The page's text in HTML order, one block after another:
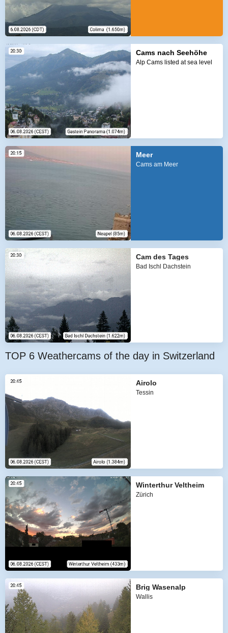
Cams nach Seehöhe
Alp Cams listed at sea level
Meer
Cams am Meer
Cam des Tages
Bad Ischl Dachstein
TOP 6 Weathercams of the day in Switzerland
Airolo
Tessin
Winterthur Veltheim
Zürich
Brig Wasenalp
Wallis